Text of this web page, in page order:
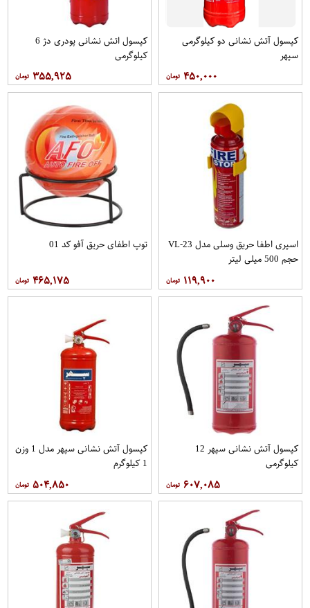
کپسول آتش نشانی دو کیلوگرمی
سپهر
۴۵۰,۰۰۰
کپسول اتش نشانی پودری دژ 6
کیلوگرمی
۳۵۵,۹۲۵
اسپری اطفا حریق وسلی مدل VL-23
حجم 500 میلی لیتر
۱۱۹,۹۰۰
توپ اطفای حریق آفو کد 01
۴۶۵,۱۷۵
کپسول آتش نشانی سپهر 12
کیلوگرمی
۶۰۷,۰۸۵
کپسول آتش نشانی سپهر مدل 1 وزن
1 کیلوگرم
۵۰۴,۸۵۰